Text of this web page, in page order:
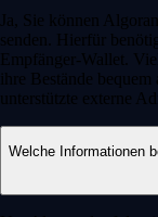
Ja, Sie können
senden. Hierfür
Empfänger-Wallet.
ihre Bestände
unterstützte externe
Welche Informationen